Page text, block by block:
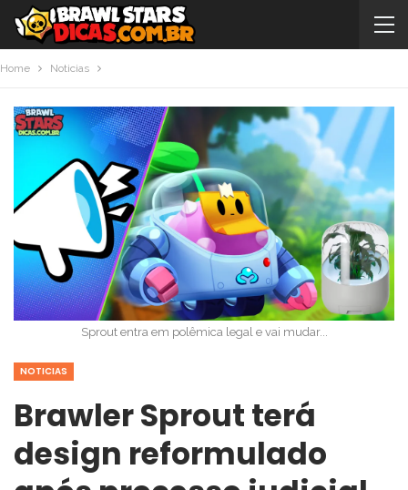
Home Noticias
Sprout entra em polêmica legal e vai mudar...
NOTICIAS
Brawler Sprout terá
design reformulado